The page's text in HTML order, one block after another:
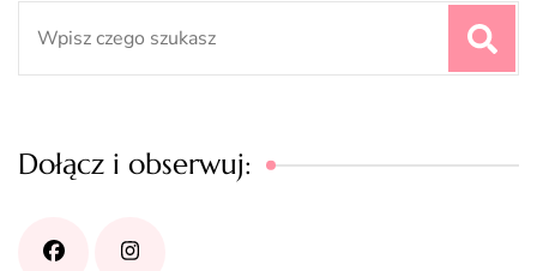
Dołącz i obserwuj: